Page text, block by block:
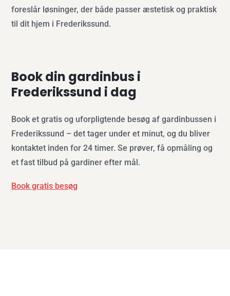
foreslår løsninger, der både passer æstetisk og praktisk
til dit hjem i Frederikssund.
Book din gardinbus i
Frederikssund i dag
Book et gratis og uforpligtende besøg af gardinbussen i
Frederikssund – det tager under et minut, og du bliver
kontaktet inden for 24 timer. Se prøver, få opmåling og
et fast tilbud på gardiner efter mål.
Book gratis besøg